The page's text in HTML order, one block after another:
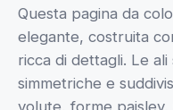
Questa pagina da
elegante, costruita
ricca di dettagli. Le
simmetriche e